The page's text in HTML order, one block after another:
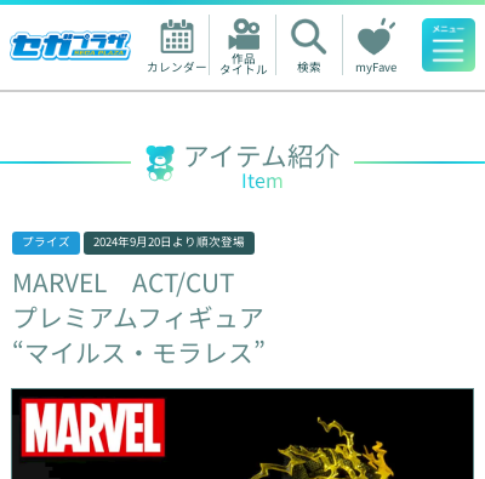
カレンダー 作品
タイトル 検索 myFave
人気ワード
アイテム紹介
Item
プライズ 2024年9月20日 より順次登場
MARVEL
ACT/CUT
プレミアムフィギュア
“マイルス・モラレス”